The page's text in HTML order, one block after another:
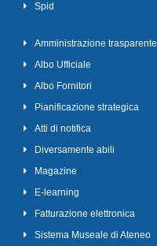
Spid
Amministrazione trasparente
Albo Ufficiale
Albo Fornitori
Pianificazione strategica
Atti di notifica
Diversamente abili
Magazine
E-learning
Fatturazione elettronica
Sistema Museale di Ateneo